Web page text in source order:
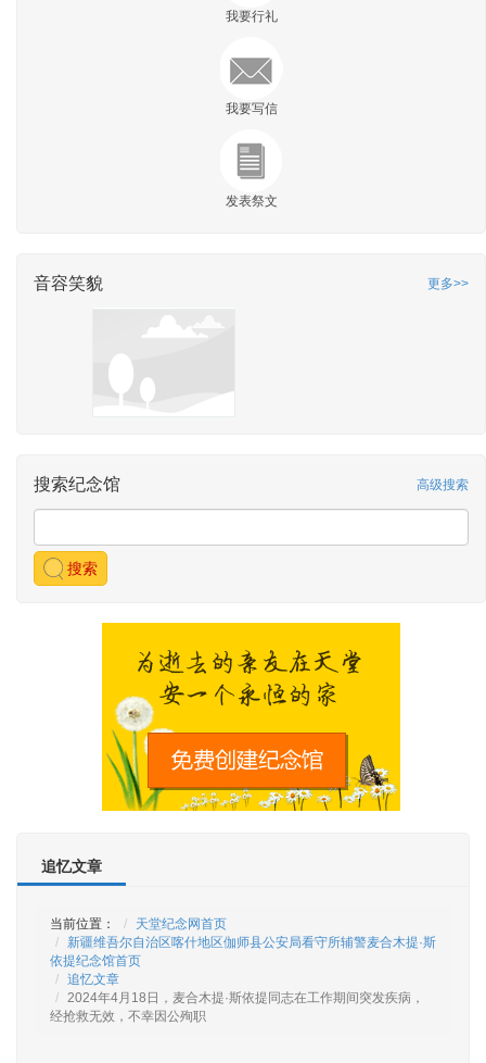
我要行礼
我要写信
发表祭文
音容笑貌 更多>>
搜索纪念馆 高级搜索
搜索
追忆文章
当前位置：
天堂纪念网首页
新疆维吾尔自治区喀什地区伽师县公安局看守所辅警麦合木提·斯
依提纪念馆首页
追忆文章
2024年4月18日，麦合木提·斯依提同志在工作期间突发疾病，
经抢救无效，不幸因公殉职